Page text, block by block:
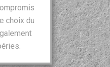
choix du